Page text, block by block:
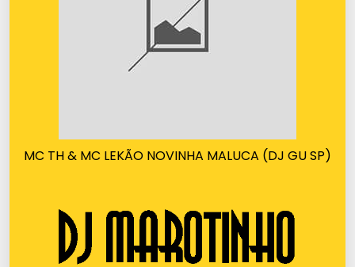
MC TH & MC LEKÃO NOVINHA MALUCA (DJ GU SP)